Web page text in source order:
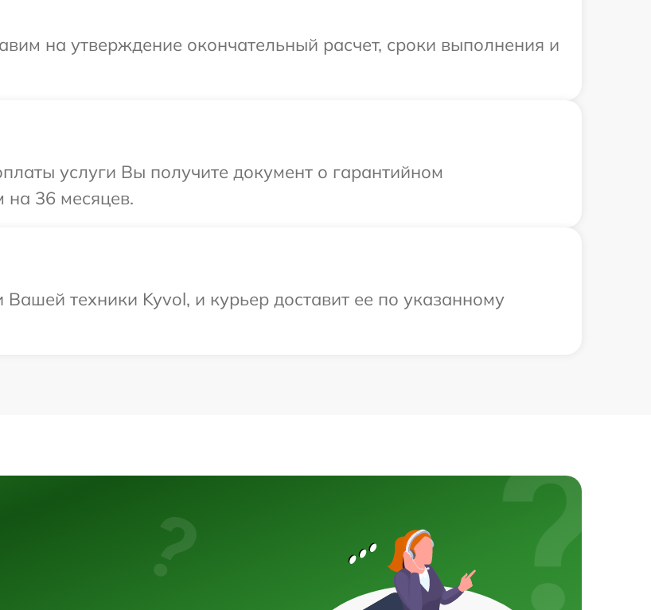
на утверждение окончательный расчет, сроки выполнения и
услуги Вы получите документ о гарантийном
на 36 месяцев.
техники Kyvol, и курьер доставит ее по указанному